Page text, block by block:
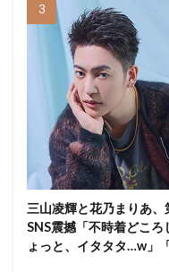
三山凌輝と花乃まりあ
SNS震撼「不時着どこ
ょっと、イタタタ…w」